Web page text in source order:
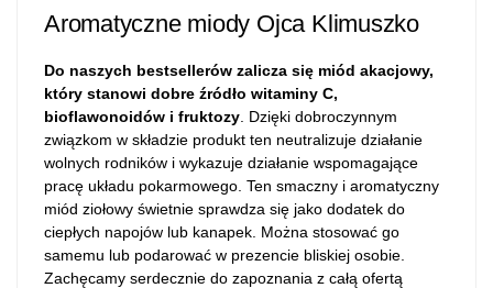
Aromatyczne miody Ojca Klimuszko
Do naszych bestsellerów zalicza się miód akacjowy,
który stanowi dobre źródło witaminy C,
bioflawonoidów i fruktozy . Dzięki dobroczynnym
związkom w składzie produkt ten neutralizuje działanie
wolnych rodników i wykazuje działanie wspomagające
pracę układu pokarmowego. Ten smaczny i aromatyczny
miód ziołowy świetnie sprawdza się jako dodatek do
ciepłych napojów lub kanapek. Można stosować go
samemu lub podarować w prezencie bliskiej osobie.
Zachęcamy serdecznie do zapoznania z całą ofertą